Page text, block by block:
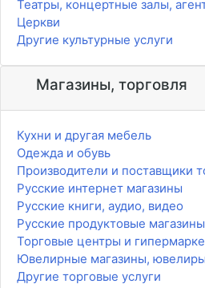
Театры, концертные залы,
Церкви
Другие культурные услуги
Магазины, торговля
Кухни и другая мебель
Одежда и обувь
Производители и поставщики
Русские интернет магазины
Русские книги, аудио, видео
Русские продуктовые магазины
Торговые центры и
Ювелирные магазины, ювелиры
Другие торговые услуги